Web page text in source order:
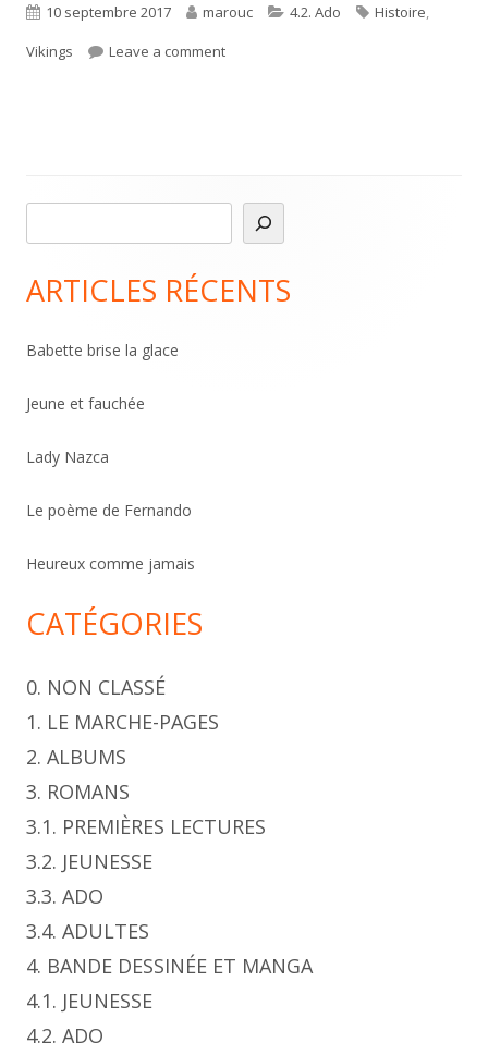
Published
on
10 septembre 2017 Author
marouc Categories
4.2. Ado Tags
Histoire,
Vikings
Leave a commenton Érik le rouge
Sidebar
e
h
c
e
ARTICLES RÉCENTS
Babette brise la glace
Jeune et fauchée
Lady Nazca
Le poème de Fernando
Heureux comme jamais
CATÉGORIES
0. NON CLASSÉ
1. LE MARCHE-PAGES
2. ALBUMS
3. ROMANS
3.1. PREMIÈRES LECTURES
3.2. JEUNESSE
3.3. ADO
3.4. ADULTES
4. BANDE DESSINÉE ET MANGA
4.1. JEUNESSE
4.2. ADO